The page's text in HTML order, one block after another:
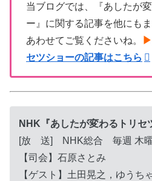
当ブログでは、『あしたが
ー』に関する記事を他にも
あわせてご覧くださいね。
▶
セツショーの記事はこちら
NHK『あしたが変わるトリセ
[放 送] NHK総合 毎週 木
【司会】石原さとみ
【ゲスト】土田晃之，ゆうち